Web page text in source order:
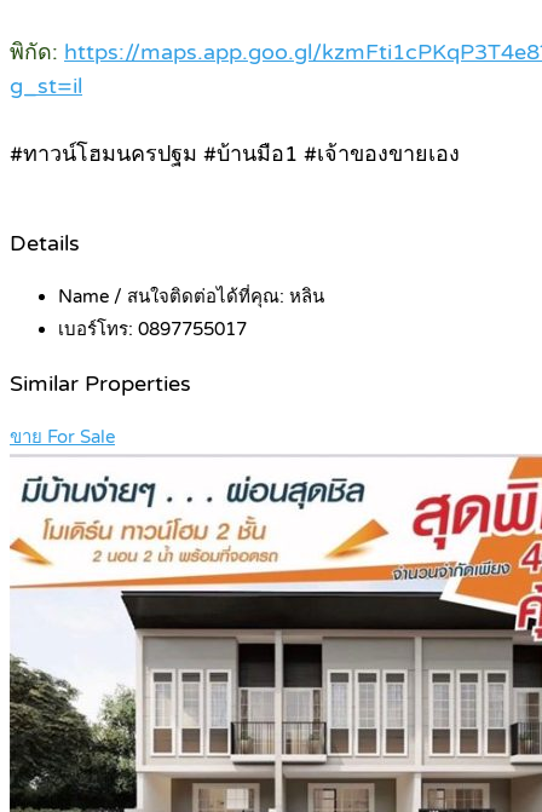
พิกัด: https://maps.app.goo.gl/
g_st=il
#ทาวน์โฮมนครปฐม #บ้านมือ1 #เจ้าของขายเอง
Details
Name / สนใจติดต่อได้ที่คุณ: หลิน
เบอร์โทร: 0897755017
Similar Properties
ขาย For Sale